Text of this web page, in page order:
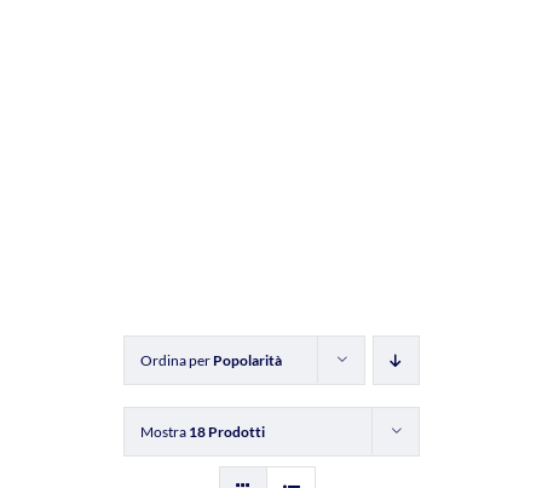
Ordina per Popolarità
Mostra 18 Prodotti